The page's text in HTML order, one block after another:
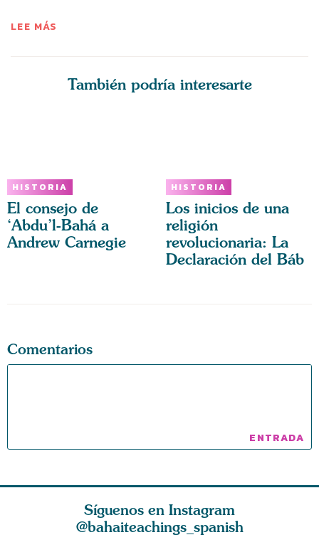
LEE MÁS
También podría interesarte
HISTORIA
El consejo de
‘Abdu’l-Bahá a
Andrew Carnegie
HISTORIA
Los inicios de una
religión
revolucionaria: La
Declaración del Báb
Comentarios
Síguenos en Instagram
@bahaiteachings_spanish